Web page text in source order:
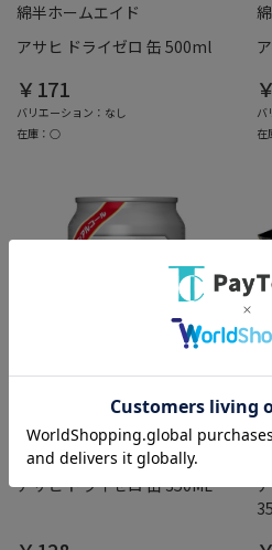
綿半ホームエイド
アサヒ ドライゼロ 缶 500ml
￥171
バリエーション：なし
在庫：○
バ
綿半ホームエイド
アサヒ ドライゼロ 缶 350ML